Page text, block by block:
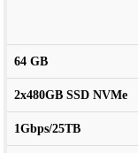
64 GB
2x480GB SSD NVMe
1Gbps/25TB